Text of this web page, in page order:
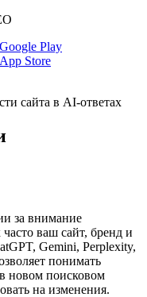
Play
Store
сайта в AI-ответах
за внимание
ваш сайт, бренд и
Gemini, Perplexity,
понимать
новом поисковом
на изменения.